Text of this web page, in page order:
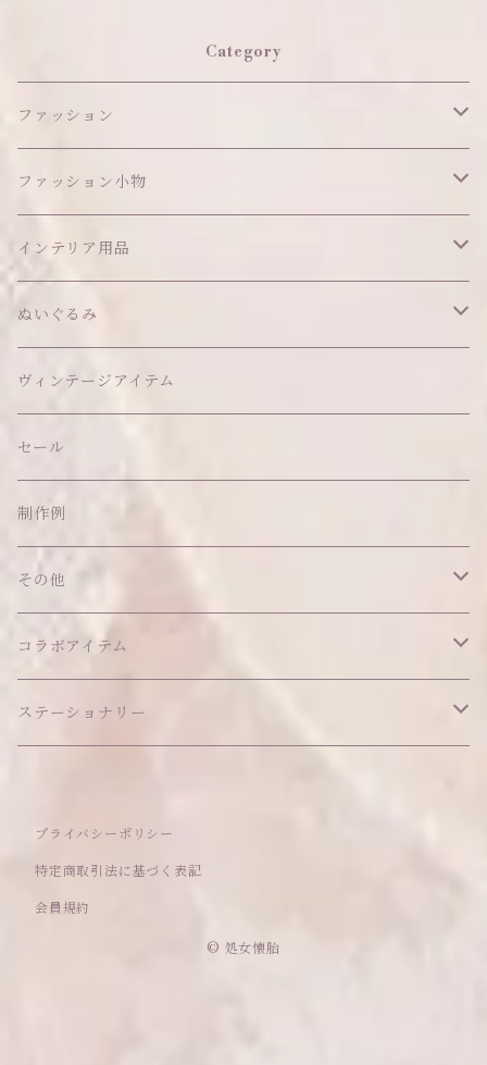
Category
ファッション
ワンピース
アウター
トップス
ボトムス
ファッション小物
ヘッドアイテム
ヘアクリップ
ヘッドドレス
アクセサリー
イヤリング
ピアス
リング
ソックス
バッグ
ショルダーバッグ
お散歩バッグ
ポーチ
コインケース
カードケース
キーホルダー
その他
インテリア用品
オブジェ
ウォールデコ
その他
ティッシュケース
クッション・座布団
ハンガー
マット
ぬいぐるみ
ぬいちゃん本体
アクセサリー
ヘッドドレス Sサイズ
ヘッドドレス Mサイズ
アウトフィット
その他
ヴィンテージアイテム
セール
制作例
その他
あこがれシリーズ
福音シリーズ
おもちゃ
セレクトアイテム
コラボアイテム
はるぽんの愛のつづき♡はるぽん生誕祭2026
ステーショナリー
プライバシーポリシー
特定商取引法に基づく表記
会員規約
© 処女懐胎